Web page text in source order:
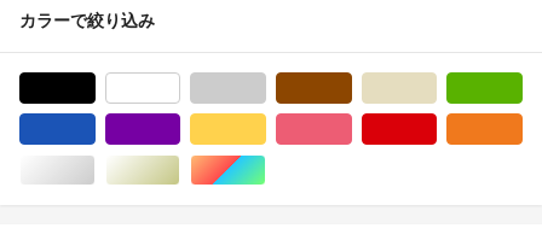
カラーで絞り込み
シルバー/銀色系ゴールド/金色系マルチカラー